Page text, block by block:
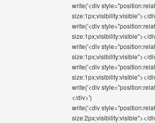
write('<div
size:1px;visibility:visible"></
write('<div
size:1px;visibility:visible"></
write('<div
size:1px;visibility:visible"></
write('<div
size:1px;visibility:visible"></
write('<div
</div>')
write('<div
size:2px;visibility:visible"></